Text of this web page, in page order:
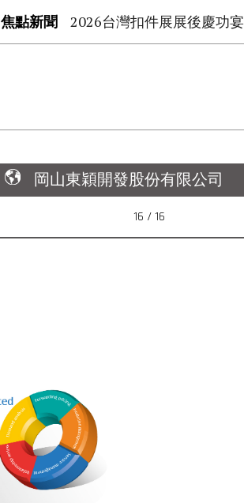
焦點新聞 2026台灣扣件展展後慶功宴
岡山東穎開發股份有限公司
16 / 16